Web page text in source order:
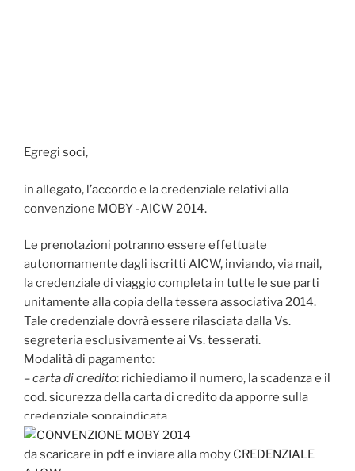
Egregi soci,
in allegato, l’accordo e la credenziale relativi alla
convenzione MOBY -AICW 2014.
Le prenotazioni potranno essere effettuate
autonomamente dagli iscritti AICW, inviando, via mail,
la credenziale di viaggio completa in tutte le sue parti
unitamente alla copia della tessera associativa 2014.
Tale credenziale dovrà essere rilasciata dalla Vs.
segreteria esclusivamente ai Vs. tesserati.
Modalità di pagamento:
–carta di credito: richiediamo il numero, la scadenza e il
cod. sicurezza della carta di credito da apporre sulla
credenziale sopraindicata.
da scaricare in pdf e inviare alla moby CREDENZIALE